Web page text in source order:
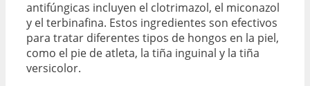
antifúngicas incluyen el clotrimazol, el miconazol
y el terbinafina. Estos ingredientes son efectivos
para tratar diferentes tipos de hongos en la piel,
como el pie de atleta, la tiña inguinal y la tiña
versicolor.